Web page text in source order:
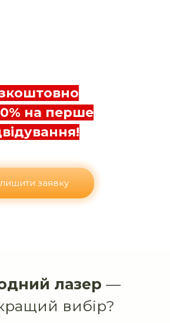
заявку
на перше
лазер —
вибір?